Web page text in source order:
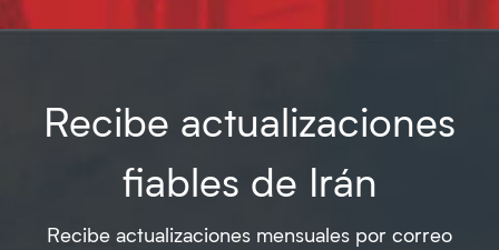
Recibe actualizaciones
fiables de Irán
Recibe actualizaciones mensuales por correo